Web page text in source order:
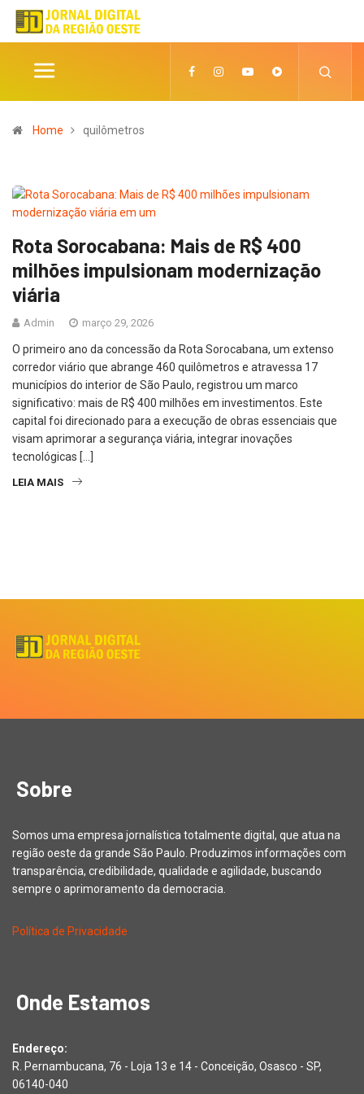
Home quilômetros
Rota Sorocabana: Mais de R$ 400
milhões impulsionam modernização
viária
Admin março 29, 2026
O primeiro ano da concessão da Rota Sorocabana, um extenso
corredor viário que abrange 460 quilômetros e atravessa 17
municípios do interior de São Paulo, registrou um marco
significativo: mais de R$ 400 milhões em investimentos. Este
capital foi direcionado para a execução de obras essenciais que
visam aprimorar a segurança viária, integrar inovações
tecnológicas […]
LEIA MAIS
Sobre
Somos uma empresa jornalística totalmente digital, que atua na
região oeste da grande São Paulo. Produzimos informações com
transparência, credibilidade, qualidade e agilidade, buscando
sempre o aprimoramento da democracia.
Política de Privacidade
Onde Estamos
Endereço:
R. Pernambucana, 76 - Loja 13 e 14 - Conceição, Osasco - SP,
06140-040